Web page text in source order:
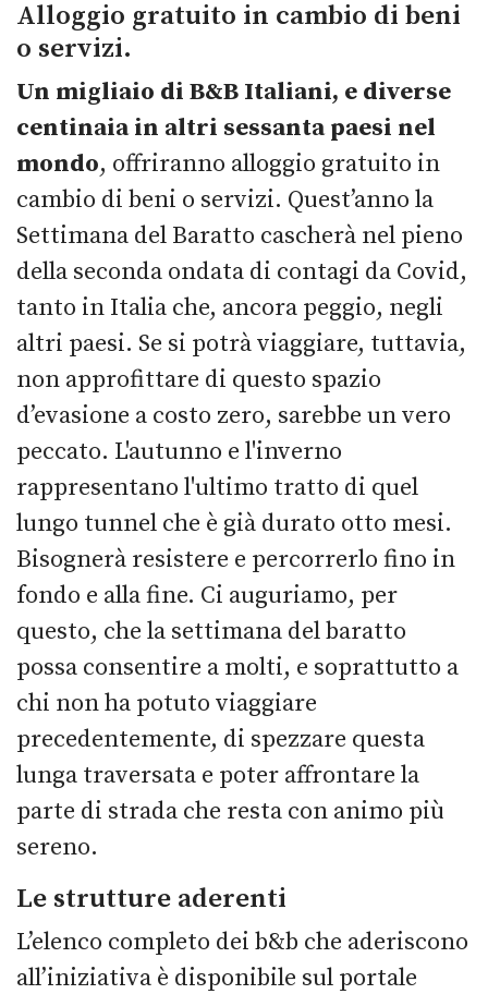
Alloggio gratuito in cambio di beni
o servizi.
Un migliaio di B&B Italiani, e diverse
centinaia in altri sessanta paesi nel
mondo, offriranno alloggio gratuito in
cambio di beni o servizi. Quest’anno la
Settimana del Baratto cascherà nel pieno
della seconda ondata di contagi da Covid,
tanto in Italia che, ancora peggio, negli
altri paesi. Se si potrà viaggiare, tuttavia,
non approfittare di questo spazio
d’evasione a costo zero, sarebbe un vero
peccato. L'autunno e l'inverno
rappresentano l'ultimo tratto di quel
lungo tunnel che è già durato otto mesi.
Bisognerà resistere e percorrerlo fino in
fondo e alla fine. Ci auguriamo, per
questo, che la settimana del baratto
possa consentire a molti, e soprattutto a
chi non ha potuto viaggiare
precedentemente, di spezzare questa
lunga traversata e poter affrontare la
parte di strada che resta con animo più
sereno.
Le strutture aderenti
L’elenco completo dei b&b che aderiscono
all’iniziativa è disponibile sul portale